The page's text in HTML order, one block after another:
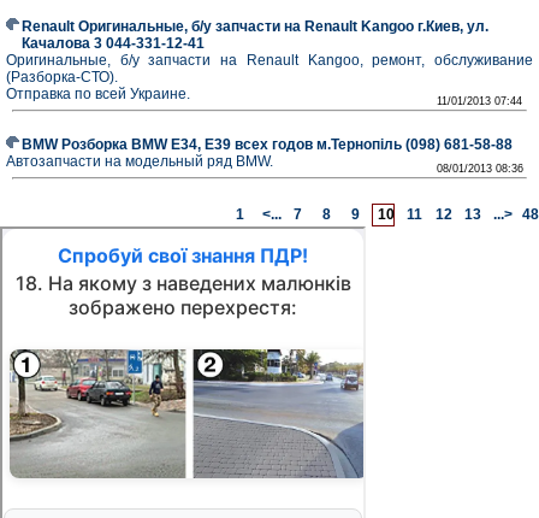
Renault Оригинальные, б/у запчасти на Renault Kangoo г.Киев, ул.
Качалова 3 044-331-12-41
Оригинальные, б/у запчасти на Renault Kangoo, ремонт, обслуживание
(Разборка-СТО).
Отправка по всей Украине.
11/01/2013 07:44
BMW Розборка BMW E34, E39 всех годов м.Тернопіль (098) 681-58-88
Автозапчасти на модельный ряд BMW.
08/01/2013 08:36
1 <... 7 8 9 10 11 12 13 ...> 48